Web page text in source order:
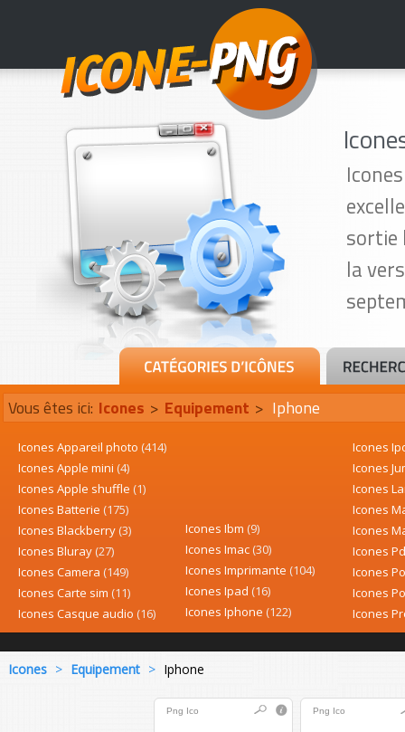
sortie
la
Vous êtes ici: Icones > Equipement > Iphone
Icones Appareil photo (414)
Icones Apple mini (4)
Icones Apple shuffle (1)
Icones Batterie (175)
Icones Blackberry (3)
Icones Bluray (27)
Icones Camera (149)
Icones Carte sim (11)
Icones Casque audio (16)
Icones Ibm (9)
Icones Imac (30)
Icones Imprimante (104)
Icones Ipad (16)
Icones Iphone (122)
Icones
Icones
Icones
Icones
Icones
Icones
Icones
Icones
Icones
Icones > Equipement > Iphone
Png Ico Png Ico